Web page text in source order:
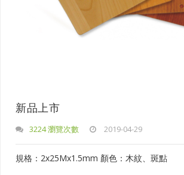
新品上市
3224 瀏覽次數 2019-04-29
規格：2x25Mx1.5mm 顏色：木紋、斑點